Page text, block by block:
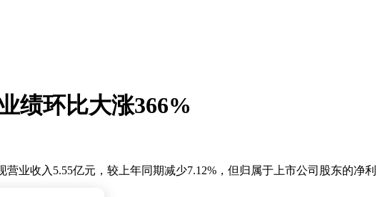
绩环比大涨366%
业收入5.55亿元，较上年同期减少7.12%，但归属于上市公司股东的净利